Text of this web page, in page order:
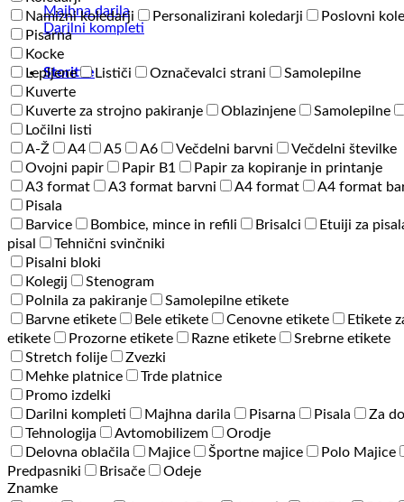
Majhna darila
Darilni kompleti
Storitve
1
Transit
Jacket
količina
Namizni koledarji
Personalizirani koledarji Poslovni
Pisarna
Kocke
Lepljene
Lističi Označevalci strani
Samolepilne
Kuverte
Kuverte za strojno pakiranje
Oblazinjene Samolepilne
Ločilni listi
A-Ž
A4 A5 A6 Večdelni barvni
Večdelni številke
Ovojni papir
Papir B1
Papir za kopiranje in printanje
A3 format
A3 format barvni A4 format A4 format
Pisala
Barvice
Bombice, mince in refili Brisalci Etuiji za
pisal
Tehnični svinčniki
Pisalni bloki
Kolegij
Stenogram
Polnila za pakiranje
Samolepilne etikete
Barvne etikete
Bele etikete Cenovne etikete Etikete
etikete
Prozorne etikete Razne etikete
Srebrne etikete
Stretch folije
Zvezki
Mehke platnice
Trde platnice
Promo izdelki
Darilni kompleti
Majhna darila Pisarna Pisala Za
Tehnologija
Avtomobilizem
Orodje
Delovna oblačila
Majice Športne majice Polo Majice
Predpasniki
Brisače
Odeje
Znamke